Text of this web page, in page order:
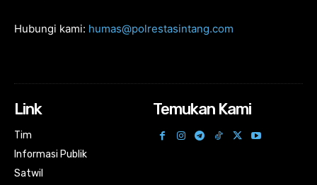
Hubungi kami: humas@polrestasintang.com
Link
Tim
Informasi Publik
Satwil
Temukan Kami